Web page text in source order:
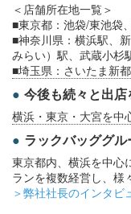
＜店舗所在地一覧＞
■東京都：池袋/東池袋
■神奈川県：横浜駅、
みらい）駅、武蔵小杉
■埼玉県：さいたま新
今後も続々と出店
横浜・東京・大宮を中
ラックバッググ
東京都内、横浜を中心
ランを複数経営し、様
＞弊社社長のインタビ